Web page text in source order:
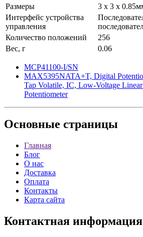
Размеры
3 x 3 x
Интерфейс устройства
управления
Количество положений
256
Вес, г
0.06
MCP41100-I/SN
MAX5395NATA+T, Digital
Tap Volatile, IC, Low-Voltage
Potentiometer
Основные страницы
Главная
Блог
О нас
Доставка
Оплата
Контакты
Карта сайта
Контактная информация